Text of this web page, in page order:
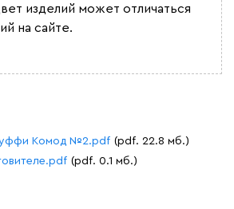
изделий может отличаться
на сайте.
Комод №2.pdf (pdf. 22.8 мб.)
(pdf. 0.1 мб.)